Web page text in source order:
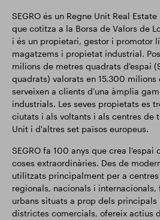
SEGRO és un Regne Unit Real
que cotitza a la Borsa de Valors de
i és un propietari, gestor i promotor
magatzems i propietat industrial.
milions de metres quadrats d'espai
quadrats) valorats en 15.300
serveixen a clients d'una àmplia
industrials. Les seves propietats es
ciutats i als voltants i als centres de
Unit i d'altres set països europeus.
SEGRO fa 100 anys que crea l'espai
coses extraordinàries. Des de
utilitzats principalment per a
regionals, nacionals i internacionals,
urbans situats a prop dels
districtes comercials, ofereix actius